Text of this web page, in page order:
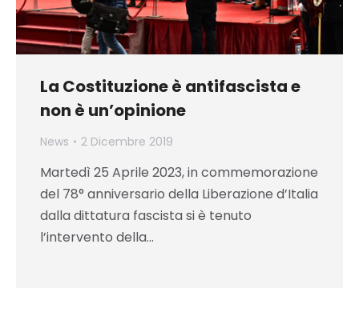
La Costituzione è antifascista e
non è un’opinione
News 2 Dicembre 2019
Martedì 25 Aprile 2023, in commemorazione
del 78° anniversario della Liberazione d’Italia
dalla dittatura fascista si è tenuto
l’intervento della…